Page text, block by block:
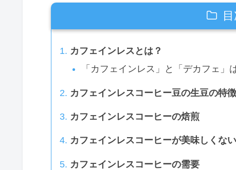
カフェインレスとは？
「カフェインレス」と「デカフェ」
カフェインレスコーヒー豆の生豆の特徴
カフェインレスコーヒーの焙煎
カフェインレスコーヒーが美味しくな
カフェインレスコーヒーの需要